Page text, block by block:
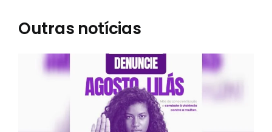
Outras notícias